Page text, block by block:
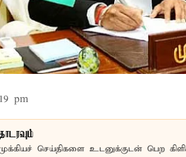
pm
செய்திகளை உடனுக்குடன் பெற